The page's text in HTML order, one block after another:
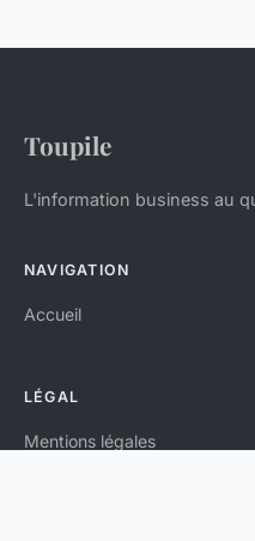
Toupile
L'information business au
NAVIGATION
Accueil
LÉGAL
Mentions légales